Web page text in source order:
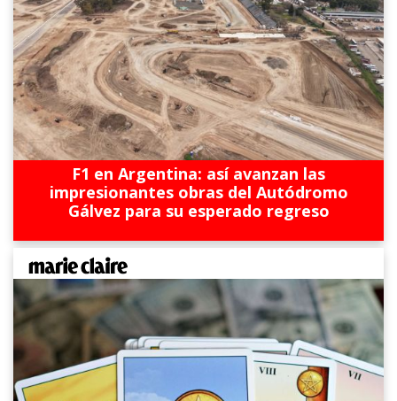
F1 en Argentina: así avanzan las
impresionantes obras del Autódromo
Gálvez para su esperado regreso